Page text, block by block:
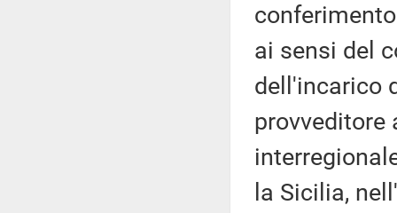
ai sensi del
dell'incarico
provveditore
la Sicilia,